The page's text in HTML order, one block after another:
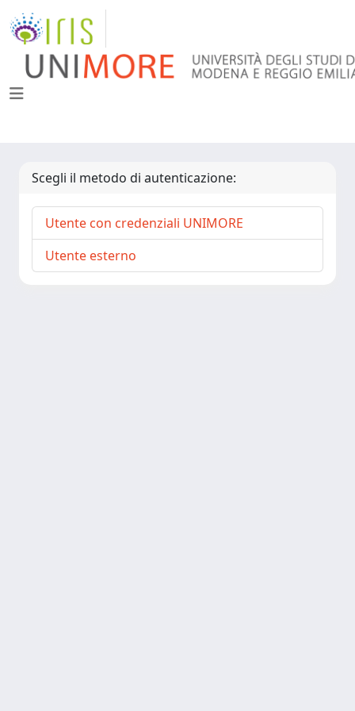
Scegli il metodo di autenticazione:
Utente con credenziali UNIMORE
Utente esterno